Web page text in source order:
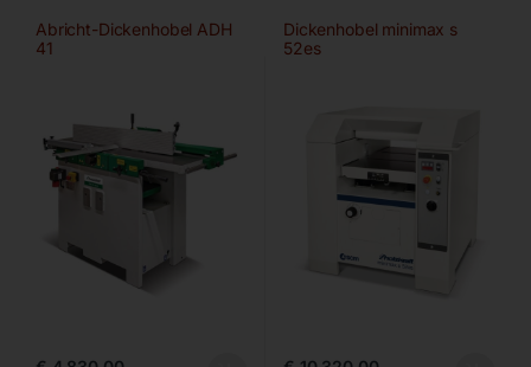
Abricht-Dickenhobel ADH
41
Dickenhobel minimax s
52es